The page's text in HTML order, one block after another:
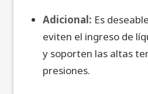
Adicional: Es
eviten el ingreso de
y soporten las altas
presiones.